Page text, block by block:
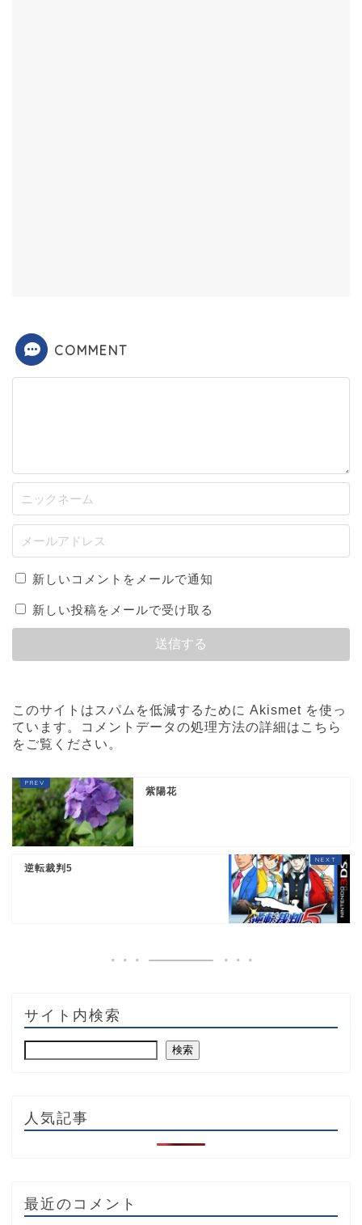
COMMENT
新しいコメントをメールで通知
新しい投稿をメールで受け取る
このサイトはスパムを低減するために Akismet を使っ
ています。
コメントデータの処理方法の詳細はこちら
をご覧ください 。
紫陽花
逆転裁判5
サイト内検索
検索
人気記事
最近のコメント